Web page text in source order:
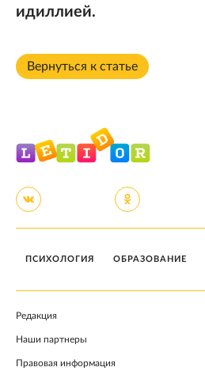
идиллией.
Вернуться к статье
ПСИХОЛОГИЯ ОБРАЗОВАНИЕ
Редакция
Наши партнеры
Правовая информация